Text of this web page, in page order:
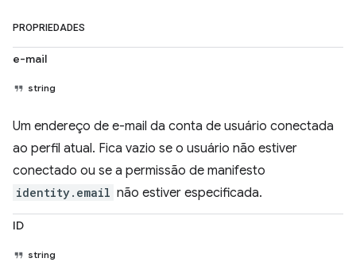
PROPRIEDADES
e-mail
string
Um endereço de e-mail da conta de usuário conectada
ao perfil atual. Fica vazio se o usuário não estiver
conectado ou se a permissão de manifesto
identity.email não estiver especificada.
ID
string